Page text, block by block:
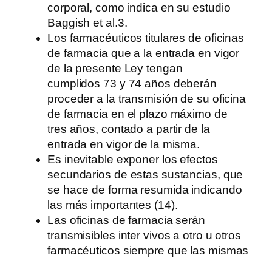
corporal, como indica en su estudio
Baggish et al.3.
Los farmacéuticos titulares de oficinas
de farmacia que a la entrada en vigor
de la presente Ley tengan
cumplidos 73 y 74 años deberán
proceder a la transmisión de su oficina
de farmacia en el plazo máximo de
tres años, contado a partir de la
entrada en vigor de la misma.
Es inevitable exponer los efectos
secundarios de estas sustancias, que
se hace de forma resumida indicando
las más importantes (14).
Las oficinas de farmacia serán
transmisibles inter vivos a otro u otros
farmacéuticos siempre que las mismas